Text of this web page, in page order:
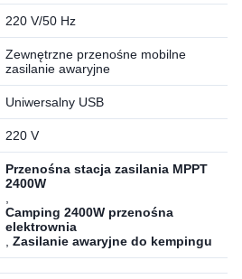
220 V/50 Hz
Zewnętrzne przenośne mobilne
zasilanie awaryjne
Uniwersalny USB
220 V
Przenośna stacja zasilania MPPT
2400W
Camping 2400W przenośna
elektrownia
Zasilanie awaryjne do kempingu